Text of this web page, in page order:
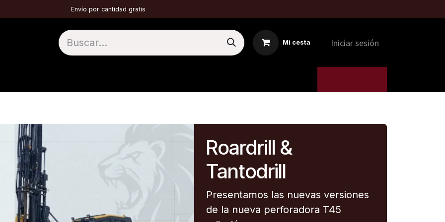
Envío por cantidad gratis
Mi cesta Iniciar sesión
Roardrill &
Tantodrill
Presentamos las nuevas versiones
de la nueva perforadora T45